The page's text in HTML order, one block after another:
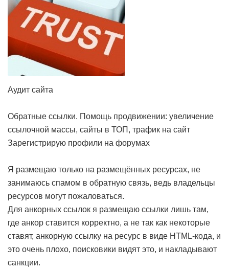
Аудит сайта
Обратные ссылки. Помощь продвижении: увеличение
ссылочной массы, сайты в ТОП, трафик на сайт
Зарегистрирую профили на форумах
Я размещаю только на размещённых ресурсах, не
занимаюсь спамом в обратную связь, ведь владельцы
ресурсов могут пожаловаться.
Для анкорных ссылок я размещаю ссылки лишь там,
где анкор ставится корректно, а не так как некоторые
ставят, анкорную ссылку на ресурс в виде HTML-кода, и
это очень плохо, поисковики видят это, и накладывают
санкции.